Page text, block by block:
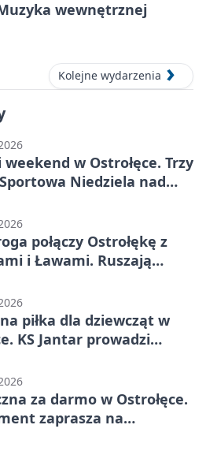
wewnętrznej
Kolejne wydarzenia
weekend w Ostrołęce. Trzy
Niedziela nad
połączy Ostrołękę z
i Ławami. Ruszają
piłka dla dziewcząt w
KS Jantar prowadzi
za darmo w Ostrołęce.
zaprasza na